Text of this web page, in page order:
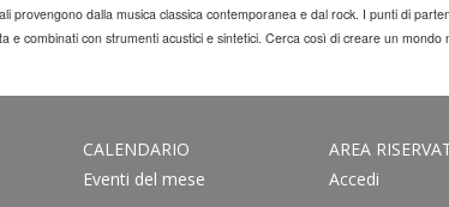
provengono dalla musica classica contemporanea e dal rock. I punti di
combinati con strumenti acustici e sintetici. Cerca così di creare un
CALENDARIO
Eventi del mese
AREA
Accedi